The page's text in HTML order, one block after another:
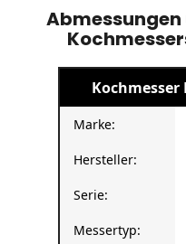
lebensmittelechtes Öl
Kochmesser
Marke:
Hersteller:
Serie: